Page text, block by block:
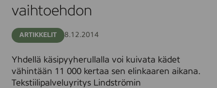
vaihtoehdon
ARTIKKELIT 8.12.2014
Yhdellä käsipyyherullalla voi kuivata kädet
vähintään 11 000 kertaa sen elinkaaren aikana.
Tekstiilipalveluyritys Lindströmin